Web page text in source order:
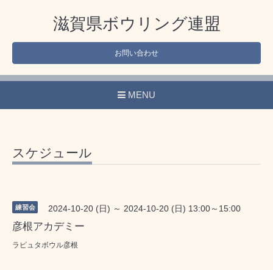
滋賀県ボウリング連盟
お問い合わせ
MENU
スケジュール
練習会 2024-10-20 (日) ～ 2024-10-20 (日) 13:00～15:00
彦根アカデミー
ラピュタボウル彦根